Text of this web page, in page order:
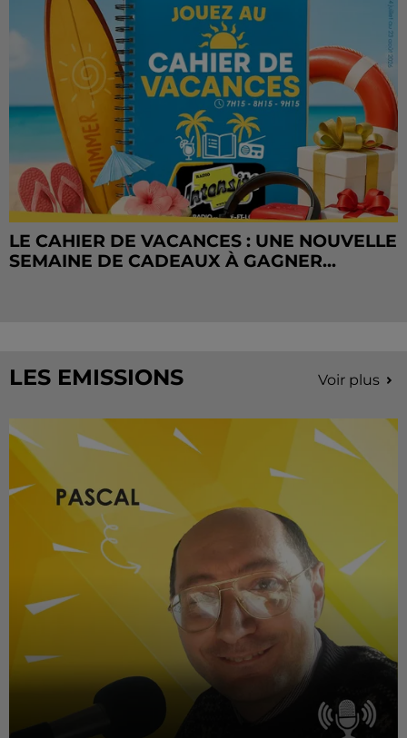
LE CAHIER DE VACANCES : UNE NOUVELLE
SEMAINE DE CADEAUX À GAGNER...
LES EMISSIONS Voir plus